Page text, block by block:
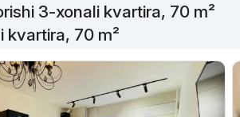
3-xonali kvartira, 70 m²
kvartira, 70 m²